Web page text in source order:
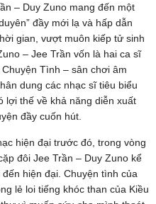
– Duy Zuno mang đến một
đầy mới lạ và hấp dẫn
gian, vượt muôn kiếp tử sinh
– Jee Trần vốn là hai ca sĩ
Tình – sân chơi âm
dung các nhạc sĩ tiêu biểu
lợi thế về khả năng diễn xuất
đầy cuốn hút.
hiện đại trước đó, trong vòng
đôi Jee Trần – Duy Zuno kể
hiện đại. Chuyện tình của
lẻ loi tiếng khóc than của Kiều